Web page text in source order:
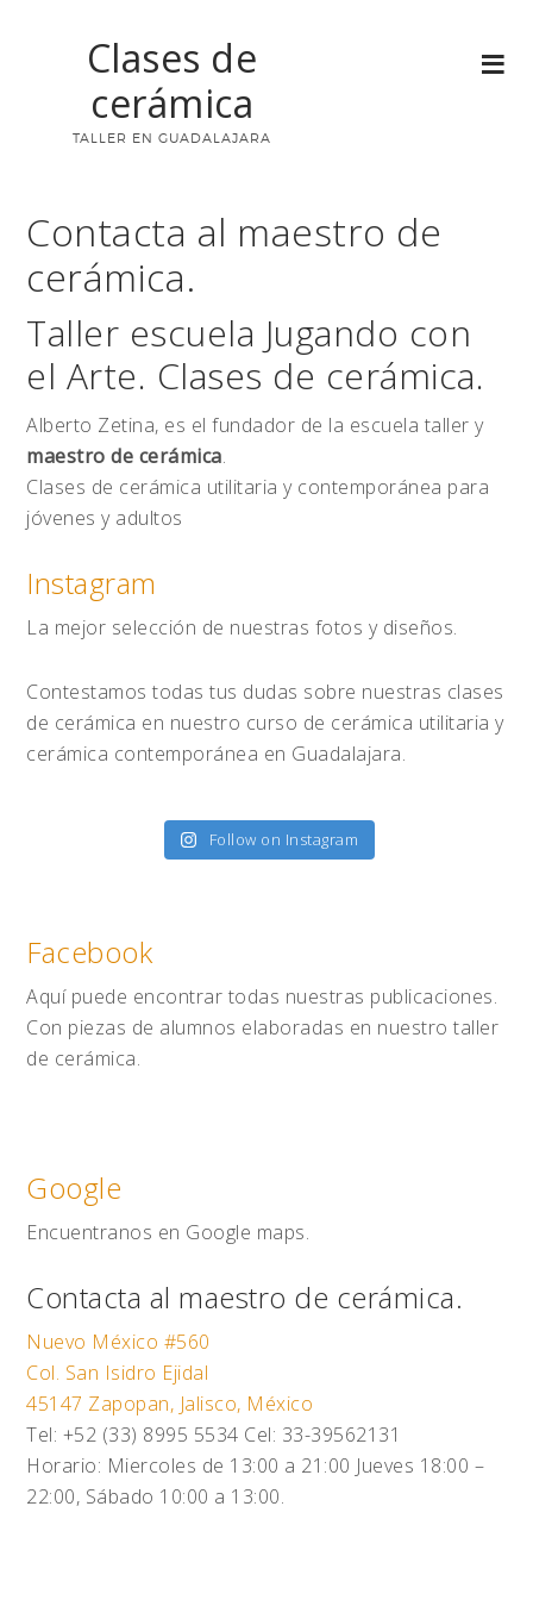
Clases de
cerámica
TALLER EN GUADALAJARA
Contacta al maestro de
cerámica.
Taller escuela Jugando con
el Arte. Clases de cerámica.
Alberto Zetina, es el fundador de la escuela taller y
maestro de cerámica.
Clases de cerámica utilitaria y contemporánea para
jóvenes y adultos
Instagram
La mejor selección de nuestras fotos y diseños.
Contestamos todas tus dudas sobre nuestras clases
de cerámica en nuestro curso de cerámica utilitaria y
cerámica contemporánea en Guadalajara.
Follow on Instagram
Facebook
Aquí puede encontrar todas nuestras publicaciones.
Con piezas de alumnos elaboradas en nuestro taller
de cerámica.
Google
Encuentranos en Google maps.
Contacta al maestro de cerámica.
Nuevo México #560
Col. San Isidro Ejidal
45147 Zapopan, Jalisco, México
Tel: +52 (33) 8995 5534 Cel: 33-39562131
Horario: Miercoles de 13:00 a 21:00 Jueves 18:00 –
22:00, Sábado 10:00 a 13:00.